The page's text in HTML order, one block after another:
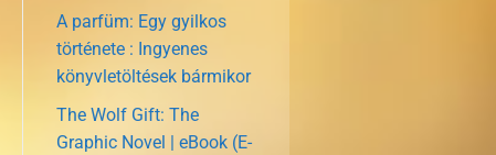
A parfüm: Egy gyilkos
története : Ingyenes
könyvletöltések bármikor
The Wolf Gift: The
Graphic Novel | eBook (E-